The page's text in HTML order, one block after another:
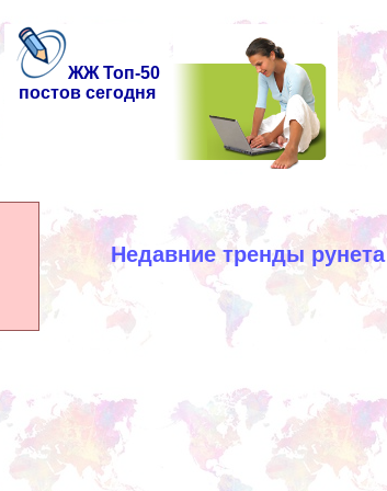
ЖЖ Топ-50
постов сегодня
Недавние тренды рунета